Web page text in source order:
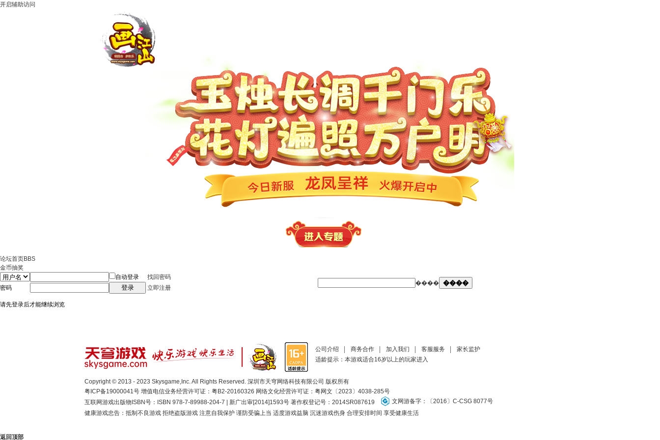
开启辅助访问
论坛首页BBS
金币抽奖
自动登录
找回密码
密码
登录 立即注册
���� ����
请先登录后才能继续浏览
公司介绍 商务合作 加入我们 客服服务
家长监护
适龄提示：本游戏适合16岁以上的玩家进入
Copyright © 2013 - 2023 Skysgame,Inc. All Rights Reserved. 深圳市天穹网络科技有限公司 版权所有
粤ICP备19000041号 增值电信业务经营许可证：粤B2-20160326 网络文化经营许可证： 粤网文〔2023〕4038-285号
互联网游戏出版物ISBN号：ISBN 978-7-89988-204-7 | 新广出审[2014]1593号 著作权登记号：2014SR087619
文网游备字：〔2016〕C-CSG 8077号
健康游戏忠告：抵制不良游戏 拒绝盗版游戏 注意自我保护 谨防受骗上当 适度游戏益脑 沉迷游戏伤身 合理安排时间 享受健康生活
返回顶部